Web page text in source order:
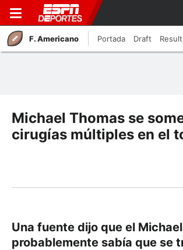
F. Americano Portada Draft
Michael Thomas se
cirugías múltiples en el
Una fuente dijo que el
probablemente sabía que se